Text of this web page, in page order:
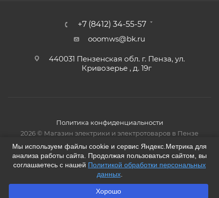
+7 (8412) 34-55-57
ooomws@bk.ru
440031 Пензенская обл. г. Пенза, ул.
Кривозерье , д. 19г
Политика конфиденциальности
2026 © Магазин электрики и электротоваров в Пензе
Мы используем файлы cookie и сервис Яндекс.Метрика для
анализа работы сайта. Продолжая пользоваться сайтом, вы
соглашаетесь с нашей Политикой обработки персональных
данных.
Хорошо